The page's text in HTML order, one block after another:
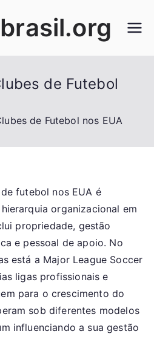
de Futebol
de Futebol nos EUA
futebol nos EUA é
organizacional em
propriedade, gestão
e pessoal de apoio. No
está a Major League Soccer
ligas profissionais e
para o crescimento do
sob diferentes modelos
influenciando a sua gestão